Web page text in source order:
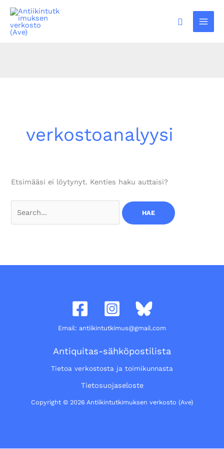
Siirry
sisältöön
Hae
verkostoanalyysi
Etsimääsi ei löytynyt. Kenties haku auttaisi?
Email: antiikintutkimus@gmail.com
Antiquitas-sähköpostilista
Tietoa verkostosta ja toimikunnasta
Tietosuojaseloste
Copyright © 2026 Antiikintutkimuksen verkosto (Ave)